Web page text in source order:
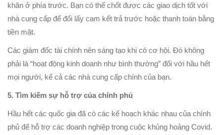
khăn ở phía trước. Bạn có thể chốt được các giao dịch tốt với
nhà cung cấp để đổi lấy cam kết trả trước hoặc thanh toán bằng
tiền mặt.
Các giám đốc tài chính nên sáng tạo khi có cơ hội. Đó không
phải là “hoạt động kinh doanh như bình thường” đối với hầu hết
mọi người, kể cả các nhà cung cấp chính của bạn.
5. Tìm kiếm sự hỗ trợ của chính phủ
Hầu hết các quốc gia đã có các kế hoạch khác nhau của chính
phủ để hỗ trợ các doanh nghiệp trong cuộc khủng hoảng Covid.